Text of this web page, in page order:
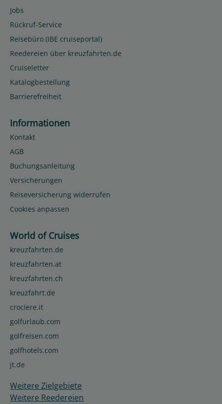
Jobs
Rückruf-Service
Reisebüro (IBE cruiseportal)
Reedereien über kreuzfahrten.de
Cruiseletter
Katalogbestellung
Barrierefreiheit
Informationen
Kontakt
AGB
Buchungsanleitung
Versicherungen
Reiseversicherung widerrufen
Cookies anpassen
World of Cruises
kreuzfahrten.de
kreuzfahrten.at
kreuzfahrten.ch
kreuzfahrt.de
crociere.it
golfurlaub.com
golfreisen.com
golfhotels.com
jt.de
Weitere Zielgebiete
Weitere Reedereien